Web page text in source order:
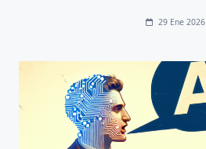
29 Ene 2026